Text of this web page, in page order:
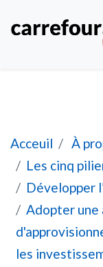
Acceuil
À
Les cinq
Développer
Adopter une
les
#5. Cibler